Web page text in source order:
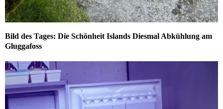
Bild des Tages: Die Schönheit Islands Diesmal Abkühlung am
Gluggafoss